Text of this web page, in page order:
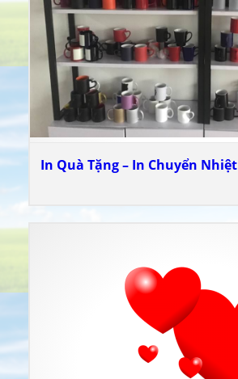
In Quà Tặng – In Chuyển Nhiệt